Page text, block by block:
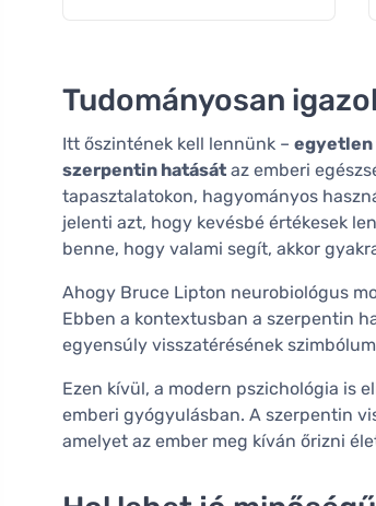
Tudományosan
Itt őszintének kell lennünk – egyetlen
szerpentin hatását az emberi
tapasztalatokon, hagyományos
jelenti azt, hogy kevésbé értékesek
benne, hogy valami segít, akkor
Ahogy Bruce Lipton neurobiológus
Ebben a kontextusban a szerpentin
egyensúly visszatérésének
Ezen kívül, a modern pszichológia is
emberi gyógyulásban. A szerpentin
amelyet az ember meg kíván őrizni